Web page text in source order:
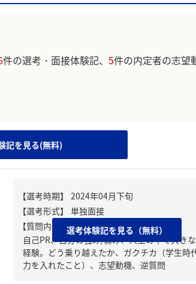
件の選考・面接体験記、 5件の内定者の志望
記を見る(無料)
【質問内容・課題】
自己PR、自分の強み/弱み、人生の中で大き
経験。どう乗り越えたか、ガクチカ（学生時
力を入れたこと）、志望動機、逆質問
選考体験記を見る（無料）